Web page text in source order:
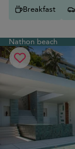
Breakfast
Nathon beach